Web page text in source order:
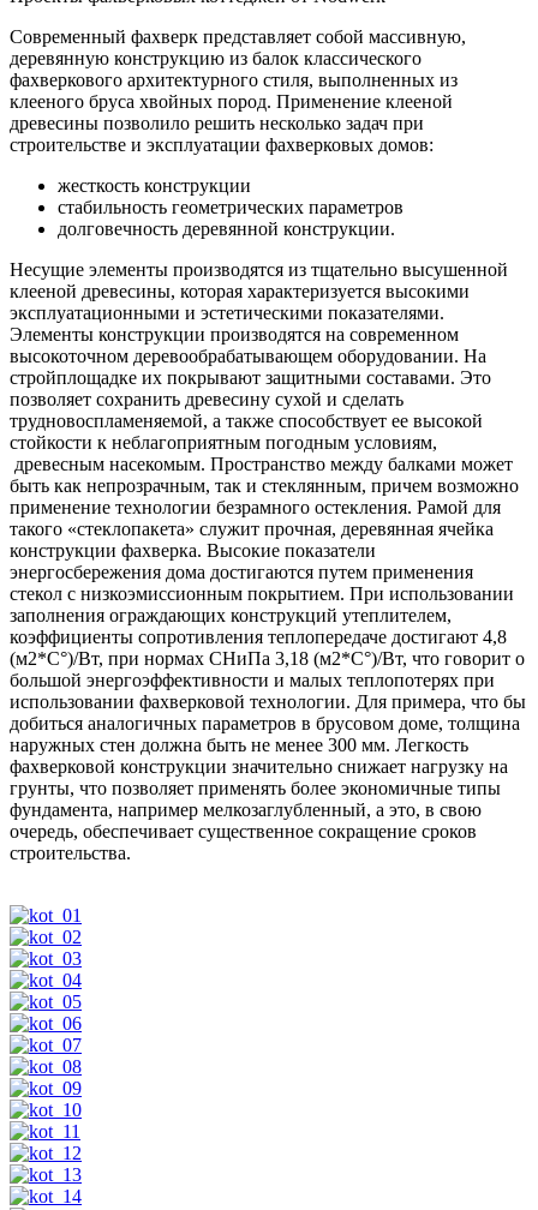
Современный фахверк представляет собой массивную,
деревянную конструкцию из балок классического
фахверкового архитектурного стиля, выполненных из
клееного бруса хвойных пород. Применение клееной
древесины позволило решить несколько задач при
строительстве и эксплуатации фахверковых домов:
жесткость конструкции
стабильность геометрических параметров
долговечность деревянной конструкции.
Несущие элементы производятся из тщательно высушенной
клееной древесины, которая характеризуется высокими
эксплуатационными и эстетическими показателями.
Элементы конструкции производятся на современном
высокоточном деревообрабатывающем оборудовании. На
стройплощадке их покрывают защитными составами. Это
позволяет сохранить древесину сухой и сделать
трудновоспламеняемой, а также способствует ее высокой
стойкости к неблагоприятным погодным условиям,
древесным насекомым. Пространство между балками может
быть как непрозрачным, так и стеклянным, причем возможно
применение технологии безрамного остекления. Рамой для
такого «стеклопакета» служит прочная, деревянная ячейка
конструкции фахверка. Высокие показатели
энергосбережения дома достигаются путем применения
стекол с низкоэмиссионным покрытием. При использовании
заполнения ограждающих конструкций утеплителем,
коэффициенты сопротивления теплопередаче достигают 4,8
(м2*С°)/Вт, при нормах СНиПа 3,18 (м2*С°)/Вт, что говорит о
большой энергоэффективности и малых теплопотерях при
использовании фахверковой технологии. Для примера, что бы
добиться аналогичных параметров в брусовом доме, толщина
наружных стен должна быть не менее 300 мм. Легкость
фахверковой конструкции значительно снижает нагрузку на
грунты, что позволяет применять более экономичные типы
фундамента, например мелкозаглубленный, а это, в свою
очередь, обеспечивает существенное сокращение сроков
строительства.